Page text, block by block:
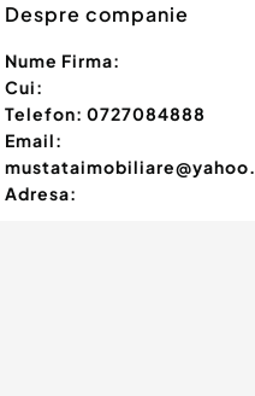
Despre companie
Nume Firma:
Cui:
Telefon: 0727084888
Email:
Adresa: